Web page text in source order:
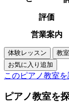
評価
営業案内
このピアノ教室
ピアノ教室を